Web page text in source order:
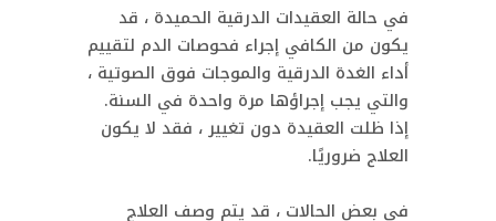
في حالة العقيدات الدرقية الحميدة ، قد
يكون من الكافي إجراء فحوصات الدم لتقييم
أداء الغدة الدرقية والموجات فوق الصوتية ،
والتي يجب إجراؤها مرة واحدة في السنة.
إذا ظلت العقيدة دون تغيير ، فقد لا يكون
العلاج ضروريًا.
في بعض الحالات ، قد يتم وصف العلاج